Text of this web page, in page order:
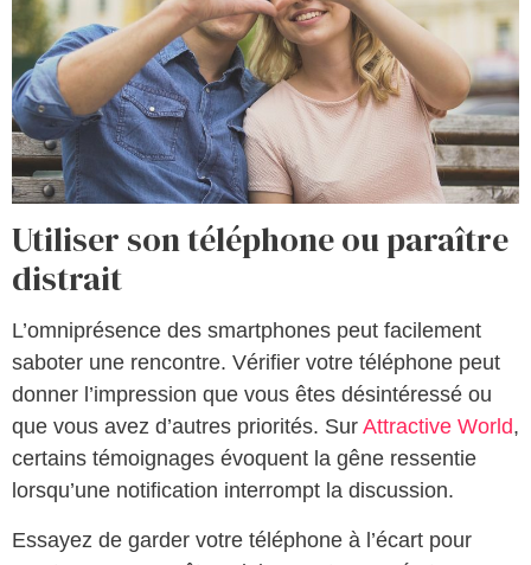
Utiliser son téléphone ou paraître
distrait
L’omniprésence des smartphones peut facilement
saboter une rencontre. Vérifier votre téléphone peut
donner l’impression que vous êtes désintéressé ou
que vous avez d’autres priorités. Sur Attractive World,
certains témoignages évoquent la gêne ressentie
lorsqu’une notification interrompt la discussion.
Essayez de garder votre téléphone à l’écart pour